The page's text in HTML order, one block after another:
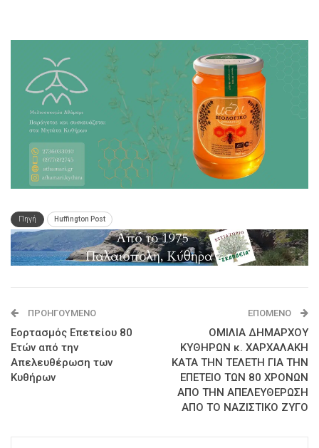
Πηγή Huffington Post
ΠΡΟΗΓΟΎΜΕΝΟ
Εορτασμός Επετείου 80
Ετών από την
Απελευθέρωση των
Κυθήρων
ΕΠΌΜΕΝΟ
ΟΜΙΛΙΑ ΔΗΜΑΡΧΟΥ
ΚΥΘΗΡΩΝ κ. ΧΑΡΧΑΛΑΚΗ
ΚΑΤΑ ΤΗΝ ΤΕΛΕΤΗ ΓΙΑ ΤΗΝ
ΕΠΕΤΕΙΟ ΤΩΝ 80 ΧΡΟΝΩΝ
ΑΠΟ ΤΗΝ ΑΠΕΛΕΥΘΕΡΩΣΗ
ΑΠΟ ΤΟ ΝΑΖΙΣΤΙΚΟ ΖΥΓΟ